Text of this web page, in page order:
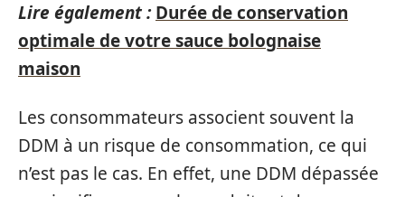
Lire également : Durée de conservation
optimale de votre sauce bolognaise
maison
Les consommateurs associent souvent la
DDM à un risque de consommation, ce qui
n’est pas le cas. En effet, une DDM dépassée